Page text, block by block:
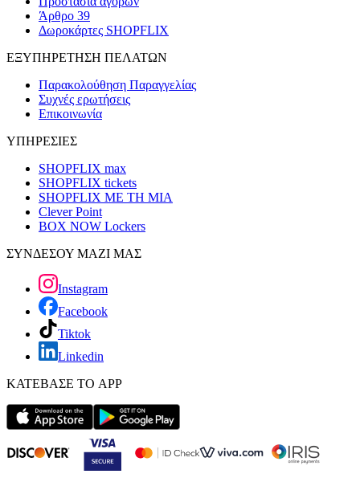
Άρθρο 39
Δωροκάρτες SHOPFLIX
ΕΞΥΠΗΡΕΤΗΣΗ ΠΕΛΑΤΩΝ
Παρακολούθηση Παραγγελίας
Συχνές ερωτήσεις
Επικοινωνία
ΥΠΗΡΕΣΙΕΣ
SHOPFLIX max
SHOPFLIX tickets
SHOPFLIX ΜΕ ΤΗ ΜΙΑ
Clever Point
BOX NOW Lockers
ΣΥΝΔΕΣΟΥ ΜΑΖΙ ΜΑΣ
Instagram
Facebook
Tiktok
Linkedin
ΚΑΤΕΒΑΣΕ ΤΟ APP